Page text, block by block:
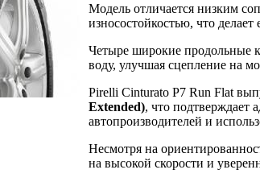
Модель отличается низким
износостойкостью, что
Четыре широкие продольные
воду, улучшая сцепление на
Pirelli Cinturato P7 Run Flat
Extended), что подтверждает
автопроизводителей и
Несмотря на
на высокой скорости и